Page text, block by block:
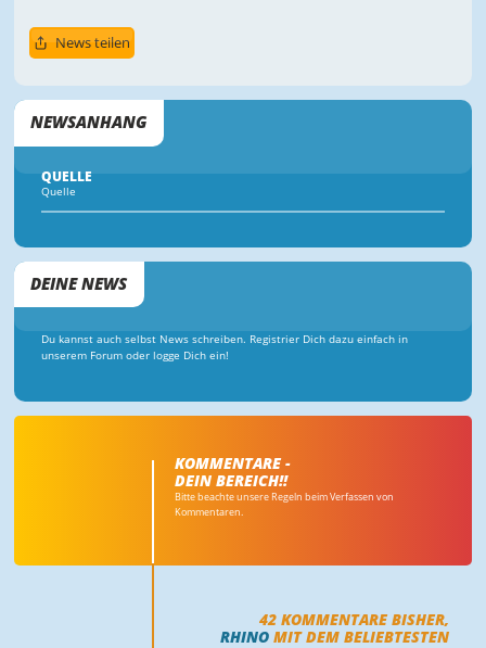
News teilen
NEWSANHANG
QUELLE
Quelle
DEINE NEWS
Du kannst auch selbst News schreiben. Registrier Dich dazu einfach in
unserem Forum oder logge Dich ein!
KOMMENTARE -
DEIN BEREICH!!
Bitte beachte unsere Regeln beim Verfassen von
Kommentaren.
42 KOMMENTARE BISHER,
RHINO MIT DEM BELIEBTESTEN